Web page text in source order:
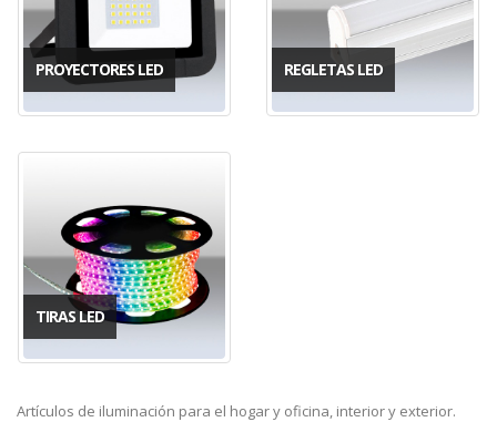
PROYECTORES LED REGLETAS LED
TIRAS LED
Artículos de iluminación para el hogar y oficina, interior y exterior.